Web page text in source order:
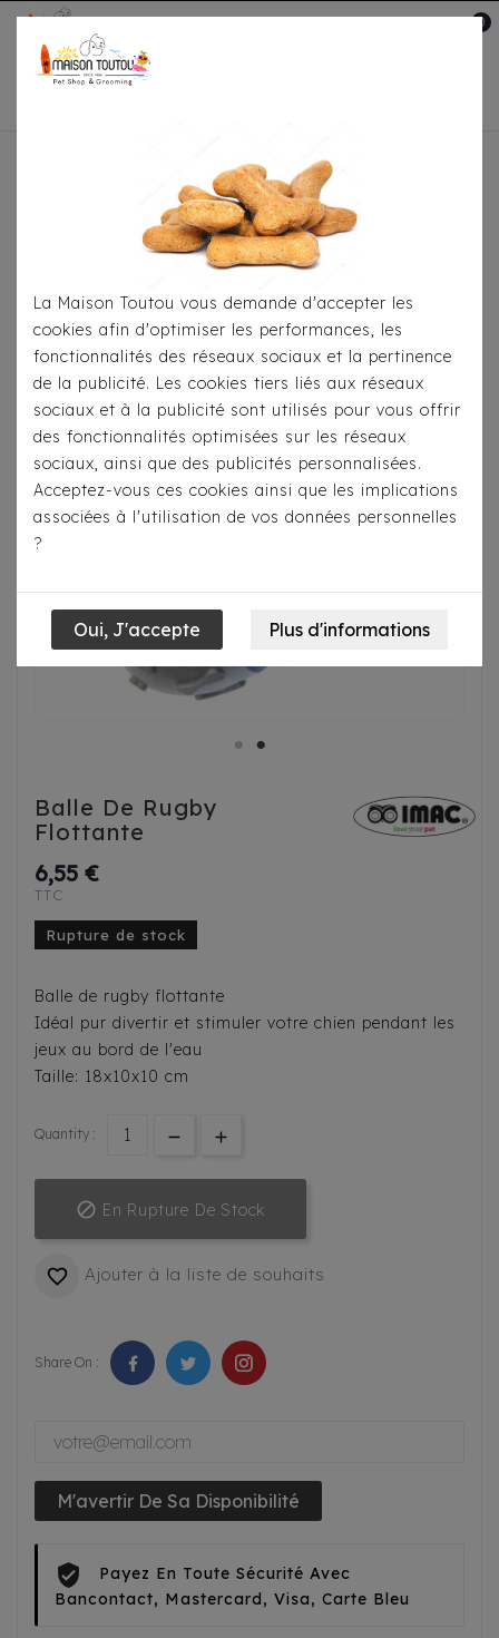
0
Pour Jouer Balles
Flottante
Balle De Rugby
Flottante
6,55 €
TTC
Rupture de stock
Balle de rugby flottante
Idéal pur divertir et stimuler votre chien pendant les
jeux au bord de l'eau
Taille: 18x10x10 cm
Quantity :
 En Rupture De Stock
 Ajouter à la liste de souhaits
Share On :
M'avertir De Sa Disponibilité
Payez En Toute Sécurité Avec
Bancontact, Mastercard, Visa, Carte Bleu
La Maison Toutou vous demande d'accepter les
cookies afin d'optimiser les performances, les
fonctionnalités des réseaux sociaux et la pertinence
de la publicité. Les cookies tiers liés aux réseaux
sociaux et à la publicité sont utilisés pour vous offrir
des fonctionnalités optimisées sur les réseaux
sociaux, ainsi que des publicités personnalisées.
Acceptez-vous ces cookies ainsi que les implications
associées à l'utilisation de vos données personnelles
?